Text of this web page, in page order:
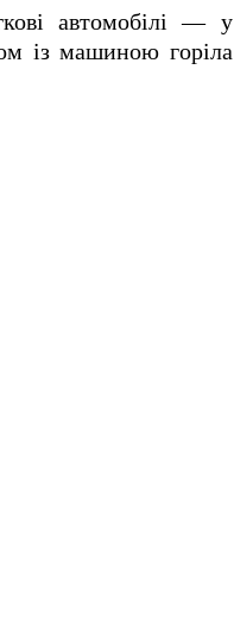
автомобілі — у
із машиною горіла